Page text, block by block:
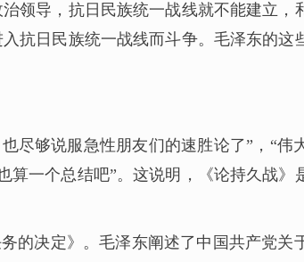
领导，抗日民族统一战线就不能建立
抗日民族统一战线而斗争。毛泽东的
尽够说服急性朋友们的速胜论了”，“
一个总结吧”。这说明，《论持久战
的决定》。毛泽东阐述了中国共产党